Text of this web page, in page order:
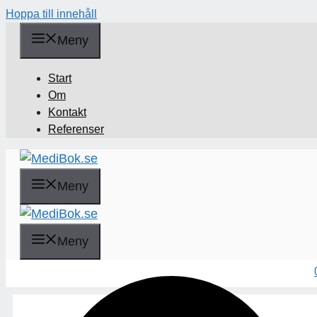
Hoppa till innehåll
Meny
Start
Om
Kontakt
Referenser
Meny
Sök
Meny